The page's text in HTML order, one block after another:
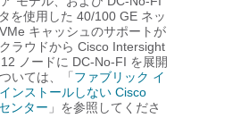
を使用した 40/100 GE ネッ
キャッシュのサポートが
ラウドから Cisco Intersight
ノードに DC-No-FI を展開
いては、「ファブリック イ
ンストールしない Cisco
ンター 」を参照してくださ